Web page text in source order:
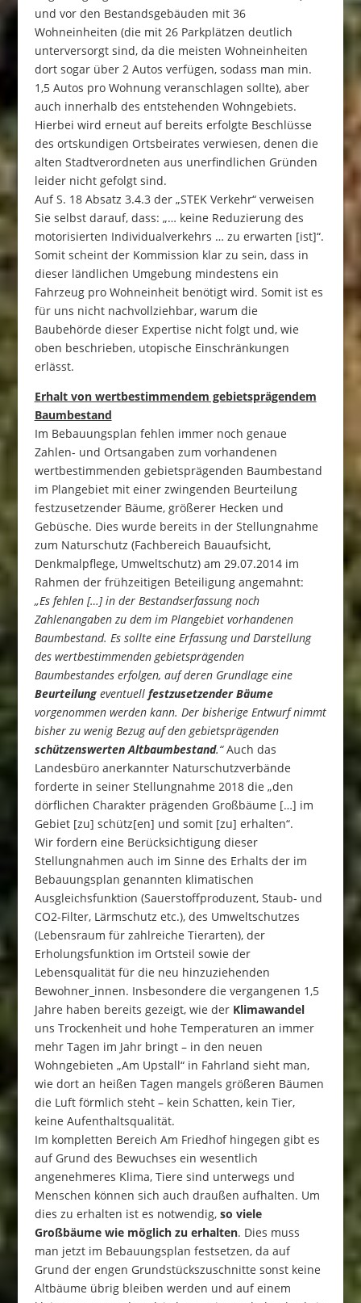
und vor den Bestandsgebäuden mit 36
Wohneinheiten (die mit 26 Parkplätzen deutlich
unterversorgt sind, da die meisten Wohneinheiten
dort sogar über 2 Autos verfügen, sodass man min.
1,5 Autos pro Wohnung veranschlagen sollte), aber
auch innerhalb des entstehenden Wohngebiets.
Hierbei wird erneut auf bereits erfolgte Beschlüsse
des ortskundigen Ortsbeirates verwiesen, denen die
alten Stadtverordneten aus unerfindlichen Gründen
leider nicht gefolgt sind.
Auf S. 18 Absatz 3.4.3 der „STEK Verkehr“ verweisen
Sie selbst darauf, dass: „… keine Reduzierung des
motorisierten Individualverkehrs … zu erwarten [ist]“.
Somit scheint der Kommission klar zu sein, dass in
dieser ländlichen Umgebung mindestens ein
Fahrzeug pro Wohneinheit benötigt wird. Somit ist es
für uns nicht nachvollziehbar, warum die
Baubehörde dieser Expertise nicht folgt und, wie
oben beschrieben, utopische Einschränkungen
erlässt.
Erhalt von wertbestimmendem gebietsprägendem
Baumbestand
Im Bebauungsplan fehlen immer noch genaue
Zahlen- und Ortsangaben zum vorhandenen
wertbestimmenden gebietsprägenden Baumbestand
im Plangebiet mit einer zwingenden Beurteilung
festzusetzender Bäume, größerer Hecken und
Gebüsche. Dies wurde bereits in der Stellungnahme
zum Naturschutz (Fachbereich Bauaufsicht,
Denkmalpflege, Umweltschutz) am 29.07.2014 im
Rahmen der frühzeitigen Beteiligung angemahnt:
„Es fehlen […] in der Bestandserfassung noch
Zahlenangaben zu dem im Plangebiet vorhandenen
Baumbestand. Es sollte eine Erfassung und Darstellung
des wertbestimmenden gebietsprägenden
Baumbestandes erfolgen, auf deren Grundlage eine
Beurteilung eventuellfestzusetzender Bäume
vorgenommen werden kann. Der bisherige Entwurf nimmt
bisher zu wenig Bezug auf den gebietsprägenden
schützenswerten Altbaumbestand.“Auch das
Landesbüro anerkannter Naturschutzverbände
forderte in seiner Stellungnahme 2018 die „den
dörflichen Charakter prägenden Großbäume […] im
Gebiet [zu] schütz[en] und somit [zu] erhalten“.
Wir fordern eine Berücksichtigung dieser
Stellungnahmen auch im Sinne des Erhalts der im
Bebauungsplan genannten klimatischen
Ausgleichsfunktion (Sauerstoffproduzent, Staub- und
CO2-Filter, Lärmschutz etc.), des Umweltschutzes
(Lebensraum für zahlreiche Tierarten), der
Erholungsfunktion im Ortsteil sowie der
Lebensqualität für die neu hinzuziehenden
Bewohner_innen. Insbesondere die vergangenen 1,5
Jahre haben bereits gezeigt, wie der Klimawandel
uns Trockenheit und hohe Temperaturen an immer
mehr Tagen im Jahr bringt – in den neuen
Wohngebieten „Am Upstall“ in Fahrland sieht man,
wie dort an heißen Tagen mangels größeren Bäumen
die Luft förmlich steht – kein Schatten, kein Tier,
keine Aufenthaltsqualität.
Im kompletten Bereich Am Friedhof hingegen gibt es
auf Grund des Bewuchses ein wesentlich
angenehmeres Klima, Tiere sind unterwegs und
Menschen können sich auch draußen aufhalten. Um
dies zu erhalten ist es notwendig, so viele
Großbäume wie möglich zu erhalten. Dies muss
man jetzt im Bebauungsplan festsetzen, da auf
Grund der engen Grundstückszuschnitte sonst keine
Altbäume übrig bleiben werden und auf einem